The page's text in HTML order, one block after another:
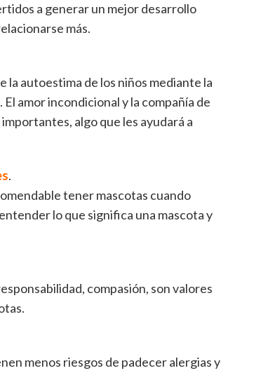
a generar un mejor desarrollo
más.
la autoestima de los niños mediante la
amor incondicional y la compañía de
algo que les ayudará a
.
tener mascotas cuando
lo que significa una mascota y
compasión, son valores
menos riesgos de padecer alergias y